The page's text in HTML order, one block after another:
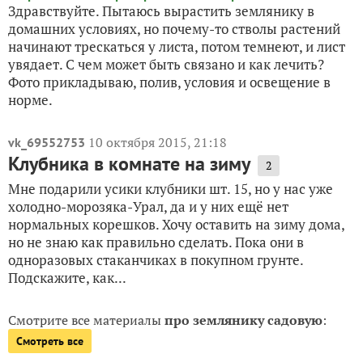
Здравствуйте. Пытаюсь вырастить землянику в
домашних условиях, но почему-то стволы растений
начинают трескаться у листа, потом темнеют, и лист
увядает. С чем может быть связано и как лечить?
Фото прикладываю, полив, условия и освещение в
норме.
vk_69552753 10 октября 2015, 21:18
Клубника в комнате на зиму 2
Мне подарили усики клубники шт. 15, но у нас уже
холодно-морозяка-Урал, да и у них ещё нет
нормальных корешков. Хочу оставить на зиму дома,
но не знаю как правильно сделать. Пока они в
одноразовых стаканчиках в покупном грунте.
Подскажите, как...
Смотрите все материалыпро землянику садовую:
Смотреть все